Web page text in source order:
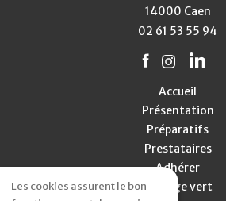
14000 Caen
02 61 53 55 94
Accueil
Présentation
Préparatifs
Prestataires
Adhérer
Mariage vert
Les cookies assurent le bon